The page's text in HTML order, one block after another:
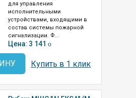
для управления
исполнительными
устройствами, входящими в
состав системы пожарной
сигнализации. Ф...
Цена: 3 141 o
Купить в 1 клик